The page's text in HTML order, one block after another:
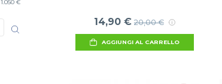
1.050 €
14,90 € 20,00 €
AGGIUNGI AL CARRELLO